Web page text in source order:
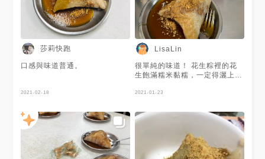
莎莉快跑
口感與味道普通。
2021-02-18
LisaLin
很單純的味道！ 花生粽裡的花
生飽滿糯米黏糯，一定得灑上花
2021-01-23